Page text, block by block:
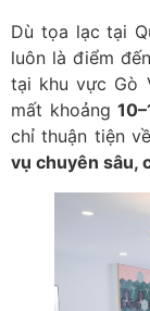
Dù tọa lạc tại
luôn là điểm
tại khu vực Gò
mất khoảng
chỉ thuận tiện
vụ chuyên sâu,